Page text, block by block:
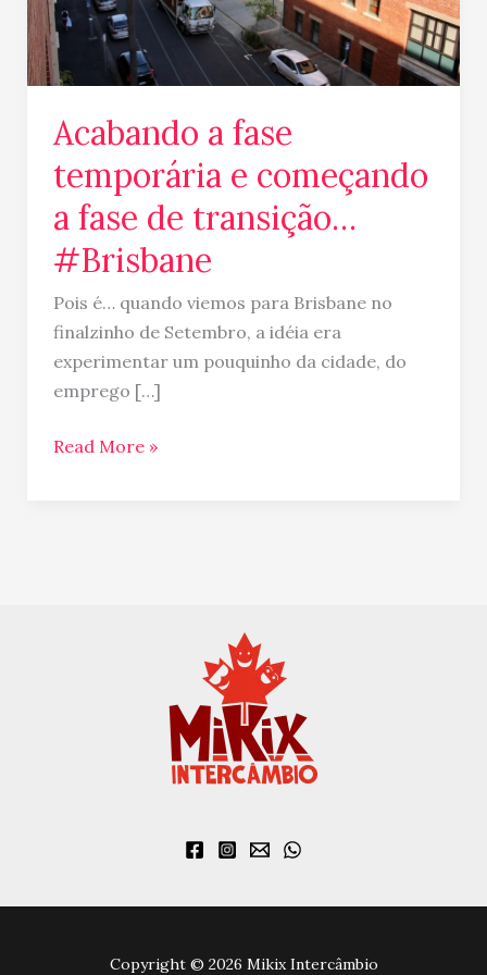
Acabando a fase
temporária e começando
a fase de transição…
#Brisbane
Pois é… quando viemos para Brisbane no
finalzinho de Setembro, a idéia era
experimentar um pouquinho da cidade, do
emprego […]
fase
de
transição…
Read More »
Copyright © 2026 Mikix Intercâmbio